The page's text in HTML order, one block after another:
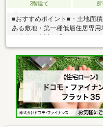
2階建て
■おすすめポイント■・土地面
ある敷地・第一種低層住居専
自分好みの住まいへ■周辺環境
分 約560ｍスーパー三和 狛江
ば 徒歩13分 約1030ｍ狛江市立
江市立狛江第二中学校 徒歩4
門知識と真摯な気持ちをもっ
お問い合わせください♪